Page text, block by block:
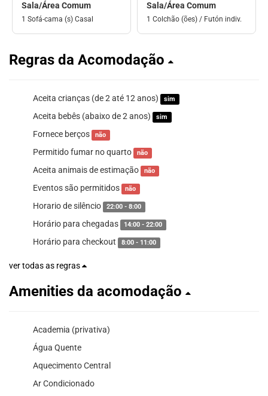
Sala/Área Comum
1 Sofá-cama (s) Casal
Sala/Área Comum
1 Colchão (ões) / Futón indiv.
Regras da Acomodação
Aceita crianças (de 2 até 12 anos) sim
Aceita bebês (abaixo de 2 anos) sim
Fornece berços não
Permitido fumar no quarto não
Aceita animais de estimação não
Eventos são permitidos não
Horario de silêncio 22:00 - 8:00
Horário para chegadas 14:00 - 22:00
Horário para checkout 8:00 - 11:00
ver todas as regras
Amenities da acomodação
Academia (privativa)
Água Quente
Aquecimento Central
Ar Condicionado